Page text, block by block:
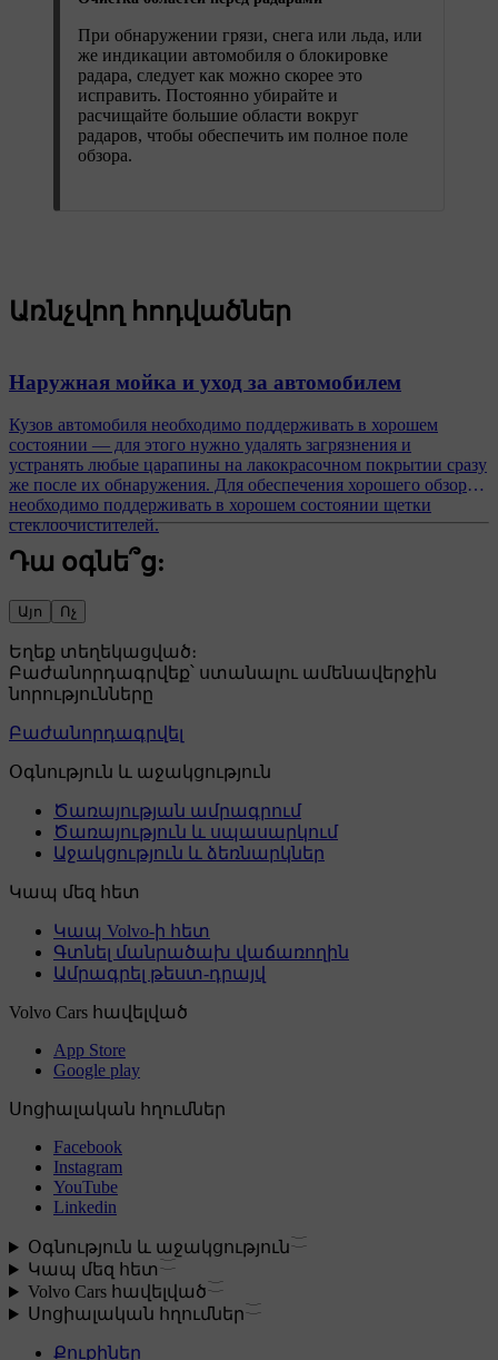
При обнаружении грязи, снега или льда, или
же индикации автомобиля о блокировке
радара, следует как можно скорее это
исправить. Постоянно убирайте и
расчищайте большие области вокруг
радаров, чтобы обеспечить им полное поле
обзора.
Առնչվող հոդվածներ
Наружная мойка и уход за автомобилем
Кузов автомобиля необходимо поддерживать в хорошем
состоянии — для этого нужно удалять загрязнения и
устранять любые царапины на лакокрасочном покрытии сразу
же после их обнаружения. Для обеспечения хорошего обзора
необходимо поддерживать в хорошем состоянии щетки
стеклоочистителей.
Դա օգնե՞ց:
Այո Ոչ